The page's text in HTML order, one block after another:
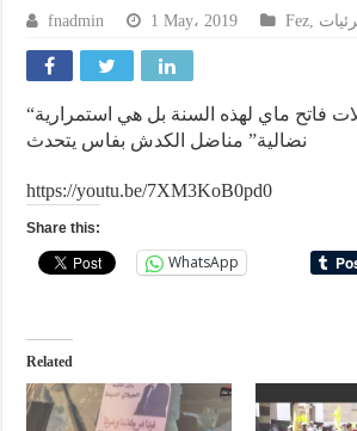
fnadmin 1 May، 2019 Fez
“لاخصوصية لاحتفالات فاتح ماي لهذه السنة بل هي استمرارية
نضالية” مناضل الكدش بفاس يتحدث
https://youtu.be/7XM3KoB0pd0
Share this:
WhatsApp
Related